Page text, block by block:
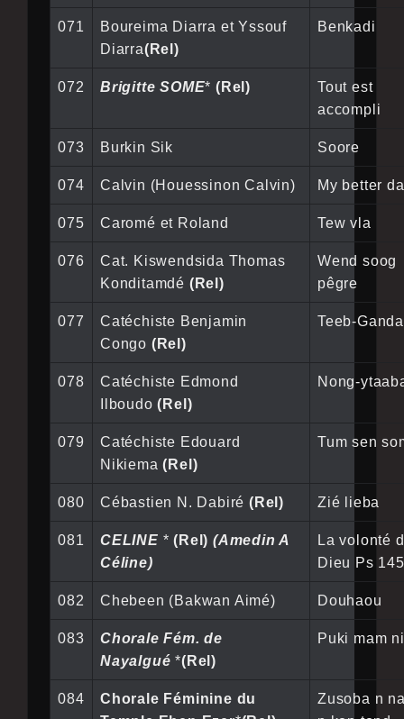
071
Boureima Diarra et Yssouf
Diarra(Rel)
Benkadi
072 Brigitte SOME* (Rel)
Tout est
accompli
073 Burkin Sik Soore
074 Calvin (Houessinon Calvin) My better
075 Caromé et Roland Tew vla
076
Cat. Kiswendsida Thomas
Konditamdé (Rel)
Wend soog
pêgre
077
Catéchiste Benjamin
Congo (Rel)
Teeb-
078
Catéchiste Edmond
Ilboudo(Rel)
Nong-
079
Catéchiste Edouard
Nikiema(Rel)
Tum sen
080 Cébastien N. Dabiré (Rel) Zié lieba
081 CELINE * (Rel) (Amedin A
Céline)
La volonté
Dieu Ps
082 Chebeen (Bakwan Aimé) Douhaou
083
Chorale Fém. de
Nayalgué*(Rel)
Puki mam
084
Chorale Féminine du
Zusoba n